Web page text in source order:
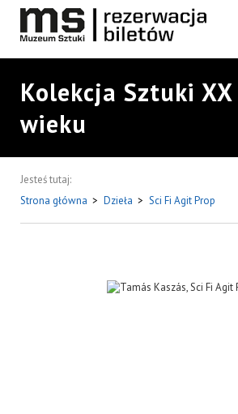
Kolekcja Sztuki XX
wieku
Jesteś tutaj:
Strona główna > Dzieła > Sci Fi Agit Prop